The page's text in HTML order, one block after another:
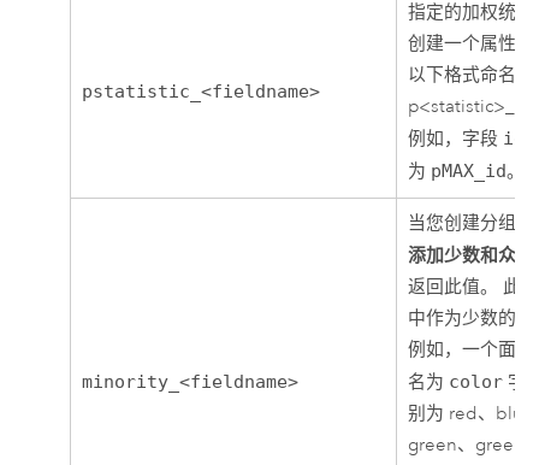
pstatistic_<fieldname>
指定的加权统
创建一个属性
以下格式命名：
例如，字段 id
为 pMAX_id。
minority_<fieldname>
当您创建分组
添加少数和众数
返回此值。 此
中作为少数的
例如，一个面
名为 color 字
别为 red、
green、green